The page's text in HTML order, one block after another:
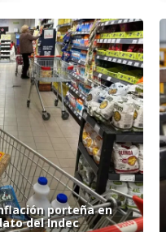
porteña en
del Indec